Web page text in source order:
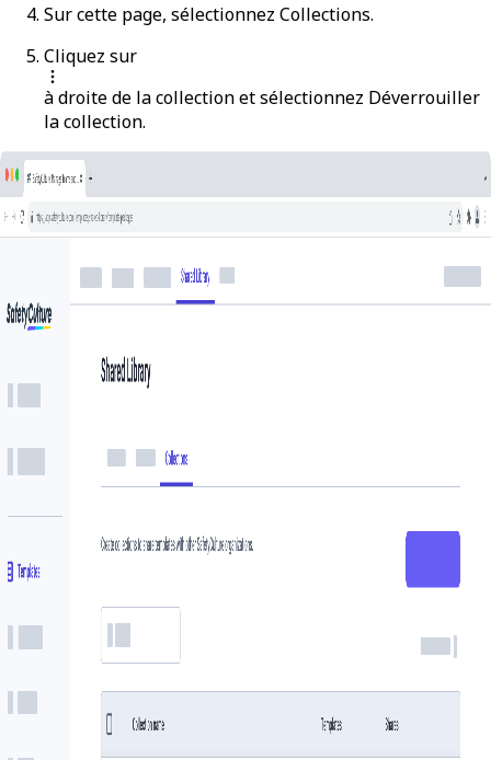
Sur cette page, sélectionnez Collections.
Cliquez sur
à droite de la collection et sélectionnez Déverrouiller
la collection.